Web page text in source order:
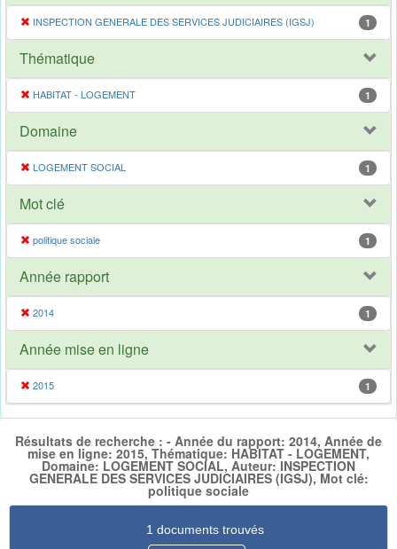
INSPECTION GENERALE DES SERVICES JUDICIAIRES (IGSJ) 1
Thématique
HABITAT - LOGEMENT 1
Domaine
LOGEMENT SOCIAL 1
Mot clé
politique sociale 1
Année rapport
2014 1
Année mise en ligne
2015 1
Résultats de recherche : - Année du rapport: 2014, Année de
mise en ligne: 2015, Thématique: HABITAT - LOGEMENT,
Domaine: LOGEMENT SOCIAL, Auteur: INSPECTION
GENERALE DES SERVICES JUDICIAIRES (IGSJ), Mot clé:
politique sociale
1 documents trouvés